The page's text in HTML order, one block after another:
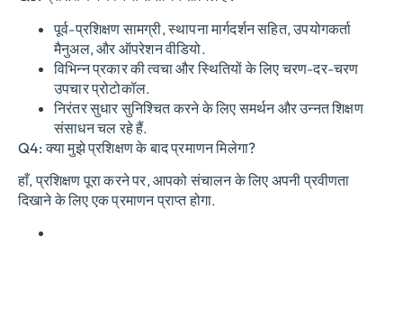
पूर्व-प्रशिक्षण सामग्री, स्थापना मार्गदर्शन सहित, उपयोगकर्ता
मैनुअल, और ऑपरेशन वीडियो.
विभिन्न प्रकार की त्वचा और स्थितियों के लिए चरण-दर-चरण
उपचार प्रोटोकॉल.
निरंतर सुधार सुनिश्चित करने के लिए समर्थन और उन्नत शिक्षण
संसाधन चल रहे हैं.
Q4: क्या मुझे प्रशिक्षण के बाद प्रमाणन मिलेगा?
हाँ, प्रशिक्षण पूरा करने पर, आपको संचालन के लिए अपनी प्रवीणता
दिखाने के लिए एक प्रमाणन प्राप्त होगा.